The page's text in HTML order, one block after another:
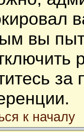
вы
за
к началу